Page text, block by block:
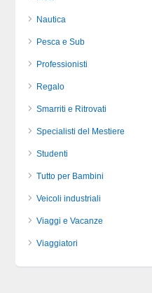
Nautica
Pesca e Sub
Professionisti
Regalo
Smarriti e Ritrovati
Specialisti del Mestiere
Studenti
Tutto per Bambini
Veicoli industriali
Viaggi e Vacanze
Viaggiatori